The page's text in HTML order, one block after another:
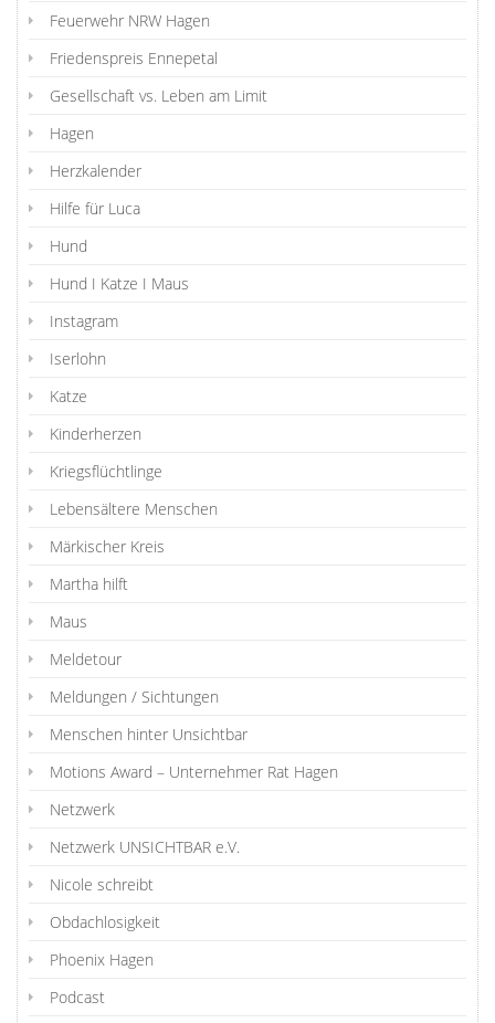
Feuerwehr NRW Hagen
Friedenspreis Ennepetal
Gesellschaft vs. Leben am Limit
Hagen
Herzkalender
Hilfe für Luca
Hund
Hund I Katze I Maus
Instagram
Iserlohn
Katze
Kinderherzen
Kriegsflüchtlinge
Lebensältere Menschen
Märkischer Kreis
Martha hilft
Maus
Meldetour
Meldungen / Sichtungen
Menschen hinter Unsichtbar
Motions Award – Unternehmer Rat Hagen
Netzwerk
Netzwerk UNSICHTBAR e.V.
Nicole schreibt
Obdachlosigkeit
Phoenix Hagen
Podcast